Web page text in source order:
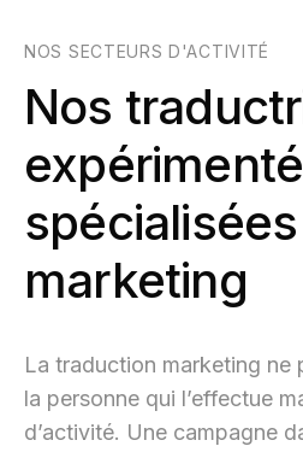
NOS SECTEURS D'ACTIVITÉ
Nos
marketing
La traduction marketing ne
la personne qui l’effectue
d’activité. Une campagne